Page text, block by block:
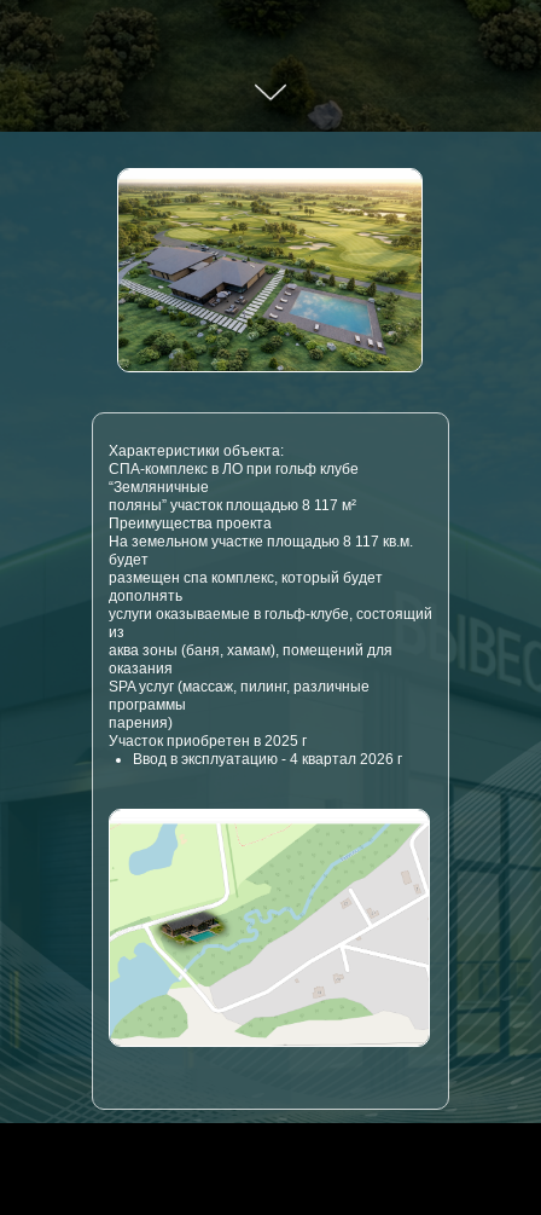
Характеристики объекта:
СПА-комплекс в ЛО при гольф клубе
“Земляничные
поляны” участок площадью 8 117 м²
Преимущества проекта
На земельном участке площадью 8 117 кв.м.
будет
размещен спа комплекс, который будет
дополнять
услуги оказываемые в гольф-клубе, состоящий
из
аква зоны (баня, хамам), помещений для
оказания
SPA услуг (массаж, пилинг, различные
программы
парения)
Участок приобретен в 2025 г
Ввод в эксплуатацию - 4 квартал 2026 г